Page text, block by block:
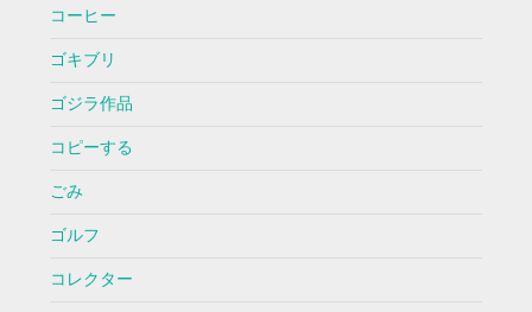
コーヒー
ゴキブリ
ゴジラ作品
コピーする
ごみ
ゴルフ
コレクター